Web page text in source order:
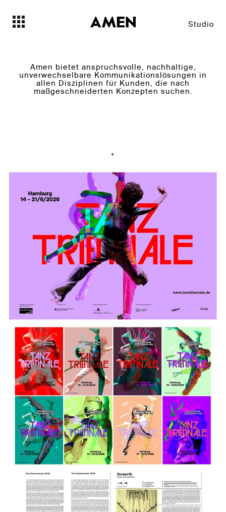
Studio
Amen bietet anspruchsvolle, nachhaltige,
unverwechselbare Kommunikationslösungen in
allen Disziplinen für Kunden, die nach
maßgeschneiderten Konzepten suchen.
*